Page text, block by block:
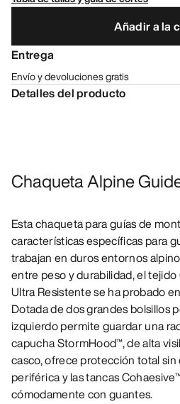
Añadir a la
Entrega
Envío y devoluciones gratis
Detalles del producto
Chaqueta Alpine
Esta chaqueta para guías de
características específicas para
trabajan en duros entornos
entre peso y durabilidad, el tejido
Ultra Resistente se ha probado
Dotada de dos grandes bolsillos
izquierdo permite guardar una
capucha StormHood™, de alta
casco, ofrece protección total
periférica y las tancas
cómodamente con guantes.